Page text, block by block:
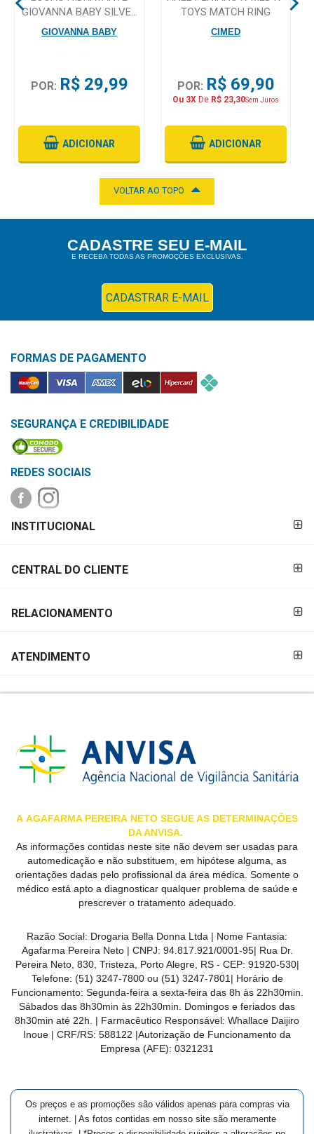
Monitores
e
Utilidade
LOCALIZAÇÃO
CENTRAL
DE
ATENDIMENTO
LOJAS
CLIENTE
GIOVANNA BABY SILVER
200ML
GIOVANNA BABY
POR: R$ 29,99
ADICIONAR
TOYS MATCH RING
CIMED
POR: R$ 69,90
Ou 3X De R$ 23,30Sem Juros
ADICIONAR
VOLTAR AO TOPO
CADASTRE SEU E-MAIL
E RECEBA TODAS AS PROMOÇÕES EXCLUSIVAS.
CADASTRAR E-MAIL
FORMAS DE PAGAMENTO
SEGURANÇA E CREDIBILIDADE
REDES SOCIAIS
PAGAMENTO
INSTITUCIONAL
CENTRAL DO CLIENTE
RELACIONAMENTO
ATENDIMENTO
A AGAFARMA PEREIRA NETO SEGUE AS DETERMINAÇÕES
DA ANVISA.
As informações contidas neste site não devem ser usadas para
automedicação e não substituem, em hipótese alguma, as
orientações dadas pelo profissional da área médica. Somente o
médico está apto a diagnosticar qualquer problema de saúde e
prescrever o tratamento adequado.
Razão Social: Drogaria Bella Donna Ltda | Nome Fantasia:
Agafarma Pereira Neto | CNPJ: 94.817.921/0001-95| Rua Dr.
Pereira Neto, 830, Tristeza, Porto Alegre, RS - CEP: 91920-530|
Telefone: (51) 3247-7800 ou (51) 3247-7801| Horário de
Funcionamento: Segunda-feira a sexta-feira das 8h às 22h30min.
Sábados das 8h30min às 22h30min. Domingos e feriados das
8h30min até 22h. | Farmacêutico Responsável: Whallace Daijiro
Inoue | CRF/RS: 588122 |Autorização de Funcionamento da
Empresa (AFE): 0321231
Os preços e as promoções são válidos apenas para compras via
internet. | As fotos contidas em nosso site são meramente